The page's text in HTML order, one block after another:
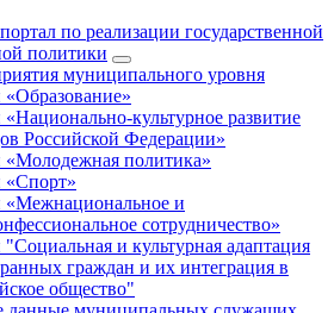
по реализации государственной
политики
муниципального уровня
«Образование»
«Национально-культурное развитие
Российской Федерации»
«Молодежная политика»
«Спорт»
«Межнациональное и
сотрудничество»
"Социальная и культурная адаптация
граждан и их интеграция в
общество"